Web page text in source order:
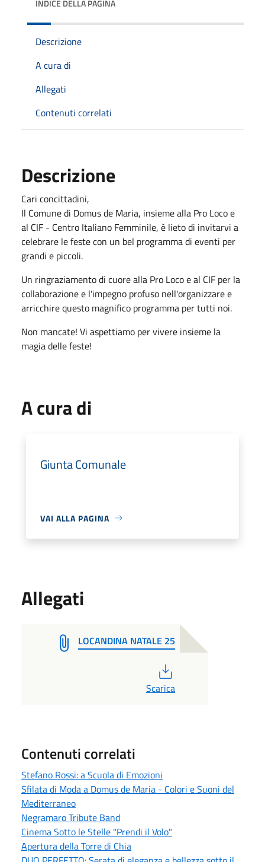
INDICE DELLA PAGINA
Descrizione
A cura di
Allegati
Contenuti correlati
Descrizione
Cari concittadini,
Il Comune di Domus de Maria, insieme alla Pro Loco e
al CIF - Centro Italiano Femminile, è lieto di invitarvi a
celebrare le feste con un bel programma di eventi per
grandi e piccoli.
Un ringraziamento di cuore alla Pro Loco e al CIF per la
collaborazione e l'impegno profuso nell'organizzare e
arricchire questo magnifico programma per tutti noi.
Non mancate! Vi aspettiamo per vivere insieme la
magia delle feste!
A cura di
Giunta Comunale
VAI ALLA PAGINA
Allegati
LOCANDINA NATALE 25
Scarica
Contenuti correlati
Stefano Rossi: a Scuola di Emozioni
Sfilata di Moda a Domus de Maria - Colori e Suoni del
Mediterraneo
Negramaro Tribute Band
Cinema Sotto le Stelle "Prendi il Volo"
Apertura della Torre di Chia